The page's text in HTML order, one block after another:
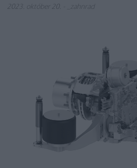
2023. október 20.